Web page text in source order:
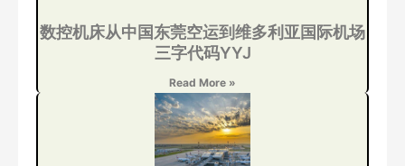
数控机床从中国东莞空运到维多利亚国际机场
三字代码YYJ
Read More »